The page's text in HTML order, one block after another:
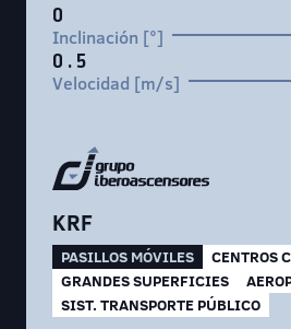
0
Inclinación [°]
0.5
Velocidad [m/s]
KRF
PASILLOS MÓVILES
CENTROS
GRANDES SUPERFICIES
SIST. TRANSPORTE PÚBLICO